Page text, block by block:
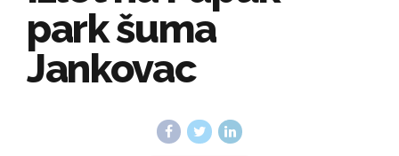
park šuma
Jankovac